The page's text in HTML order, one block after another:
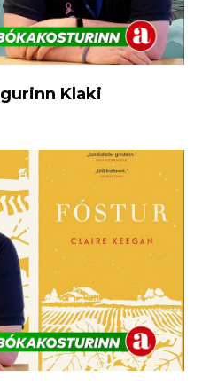
Klaki